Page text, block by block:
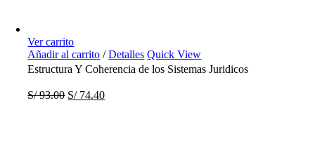
Ver carrito
Añadir al carrito / Detalles Quick View
Estructura Y Coherencia de los Sistemas Juridicos
S/93.00 S/74.40